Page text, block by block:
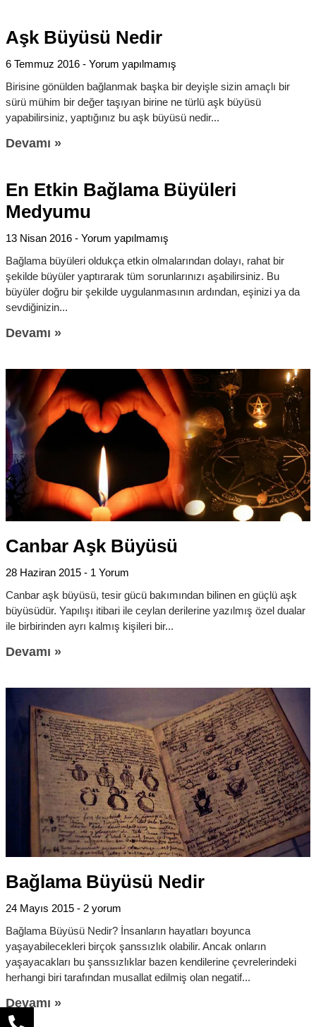
Aşk Büyüsü Nedir
6 Temmuz 2016
Yorum yapılmamış
Birisine gönülden bağlanmak başka bir deyişle sizin amaçlı bir
sürü mühim bir değer taşıyan birine ne türlü aşk büyüsü
yapabilirsiniz, yaptığınız bu aşk büyüsü nedir
Devamı »
En Etkin Bağlama Büyüleri
Medyumu
13 Nisan 2016
Yorum yapılmamış
Bağlama büyüleri oldukça etkin olmalarından dolayı, rahat bir
şekilde büyüler yaptırarak tüm sorunlarınızı aşabilirsiniz. Bu
büyüler doğru bir şekilde uygulanmasının ardından, eşinizi ya da
sevdiğinizin
Devamı »
Canbar Aşk Büyüsü
28 Haziran 2015
1 Yorum
Canbar aşk büyüsü, tesir gücü bakımından bilinen en güçlü aşk
büyüsüdür. Yapılışı itibari ile ceylan derilerine yazılmış özel dualar
ile birbirinden ayrı kalmış kişileri bir
Devamı »
Bağlama Büyüsü Nedir
24 Mayıs 2015
2 yorum
Bağlama Büyüsü Nedir? İnsanların hayatları boyunca
yaşayabilecekleri birçok şanssızlık olabilir. Ancak onların
yaşayacakları bu şanssızlıklar bazen kendilerine çevrelerindeki
herhangi biri tarafından musallat edilmiş olan negatif
Devamı »